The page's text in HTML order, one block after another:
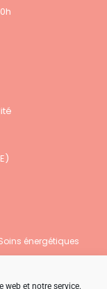
web et notre service.
énergétiques